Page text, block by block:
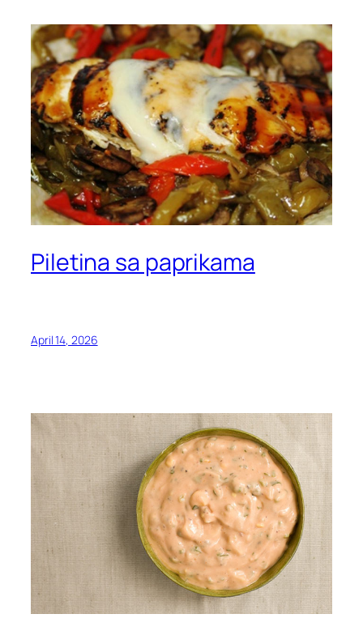
Piletina sa paprikama
April 14, 2026